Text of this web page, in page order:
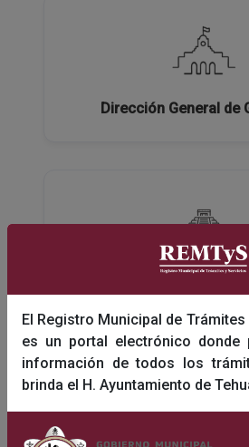
El Registro Municipal de Trámites
es un portal electrónico donde
información de todos los
brinda el H. Ayuntamiento de
Dirección General de